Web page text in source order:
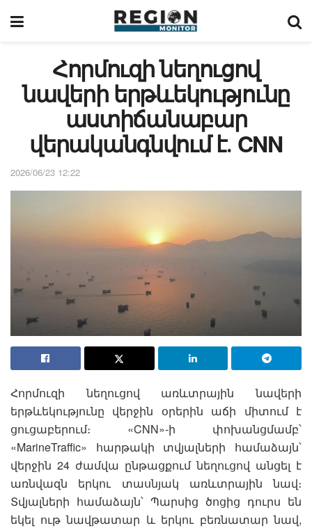
Հորմուզի նեղուցով
նավերի երթևեկությունը
աստիճանաբար
վերականգնվում է․ CNN
2026/06/23 12:22
Հորմուզի նեղուցով առևտրային նավերի
երթևեկությունը վերջին օրերին աճի միտում է
ցուցաբերում։ «CNN»-ի փոխանցմամբ՝
«MarineTraffic» հարթակի տվյալների համաձայն՝
վերջին 24 ժամվա ընթացքում նեղուցով անցել է
առնվազն երկու տասնյակ առևտրային նավ։
Տվյալների համաձայն՝ Պարսից ծոցից դուրս են
եկել ութ նավթատար և երկու բեռնատար նավ,